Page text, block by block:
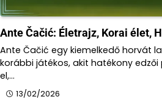
Ante Čačić: Életrajz, Korai élet,
Ante Čačić egy kiemelkedő horvát
korábbi játékos, akit hatékony
el,…
13/02/2026